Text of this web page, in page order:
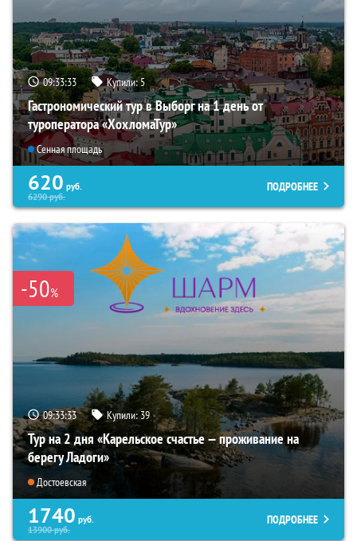
09:33:31 Купили:5
Гастрономический тур в Выборг на 1 день от
туроператора «ХохломаТур»
Сенная площадь
620 руб.
6290руб.
ПОДРОБНЕЕ
-50%
09:33:31 Купили:39
Тур на 2 дня «Карельское счастье — проживание на
берегу Ладоги»
Достоевская
1740 руб.
13900руб.
ПОДРОБНЕЕ